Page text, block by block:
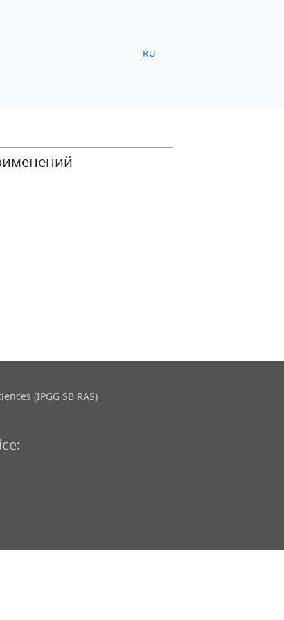
RU
(IPGG SB RAS)